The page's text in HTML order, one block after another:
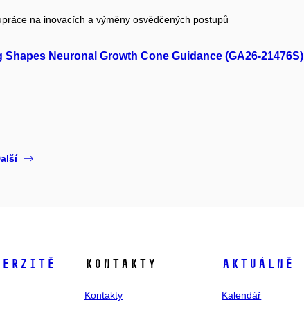
na inovacích a výměny osvědčených postupů
Neuronal Growth Cone Guidance (GA26-21476S)
Kontakty
Kontakty
Aktuálně
Kalendář